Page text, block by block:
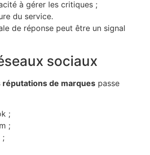
à gérer les critiques ;
du service.
de réponse peut être un signal
sociaux
réputations de marques passe
;
;
;